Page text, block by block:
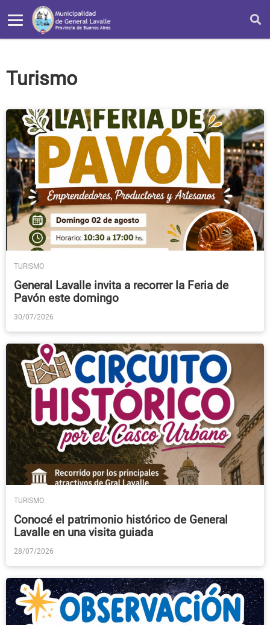
Turismo
TURISMO
General Lavalle invita a recorrer la Feria de
Pavón este domingo
30/07/2026
TURISMO
Conocé el patrimonio histórico de General
Lavalle en una visita guiada
28/07/2026